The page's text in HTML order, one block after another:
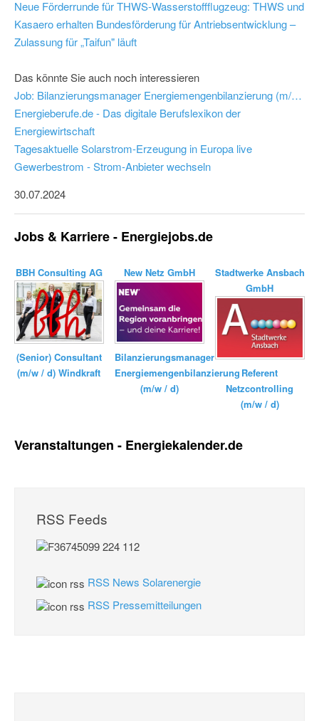
Neue Förderrunde für THWS-Wasserstoffflugzeug: THWS und
Kasaero erhalten Bundesförderung für Antriebsentwicklung –
Zulassung für „Taifun" läuft
Das könnte Sie auch noch interessieren
Job: Bilanzierungsmanager Energiemengenbilanzierung (m/w/d) - New Netz GmbH
Energieberufe.de - Das digitale Berufslexikon der
Energiewirtschaft
Tagesaktuelle Solarstrom-Erzeugung in Europa live
Gewerbestrom - Strom-Anbieter wechseln
30.07.2024
Jobs & Karriere - Energiejobs.de
BBH Consulting AG
(Senior) Consultant
(m/w / d) Windkraft
New Netz GmbH
Bilanzierungsmanager
Energiemengenbilanzierung
(m/w / d)
Stadtwerke Ansbach
GmbH
Referent
Netzcontrolling
(m/w / d)
Veranstaltungen - Energiekalender.de
RSS Feeds
RSS News Solarenergie
RSS Pressemitteilungen